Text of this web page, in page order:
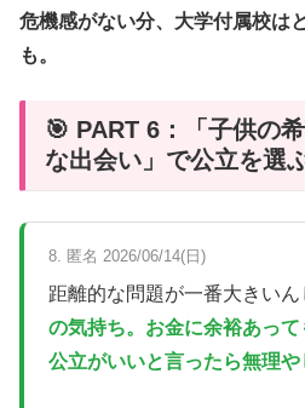
危機感がない分、大学付属校は
も。
🎯 PART 6：「子供の
な出会い」で公立を選
8. 匿名 2026/06/14(日)
距離的な問題が一番大きい
の気持ち。お金に余裕あっ
公立がいいと言ったら無理や